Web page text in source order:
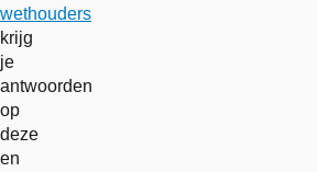
wethouders
krijg
je
antwoorden
op
deze
en